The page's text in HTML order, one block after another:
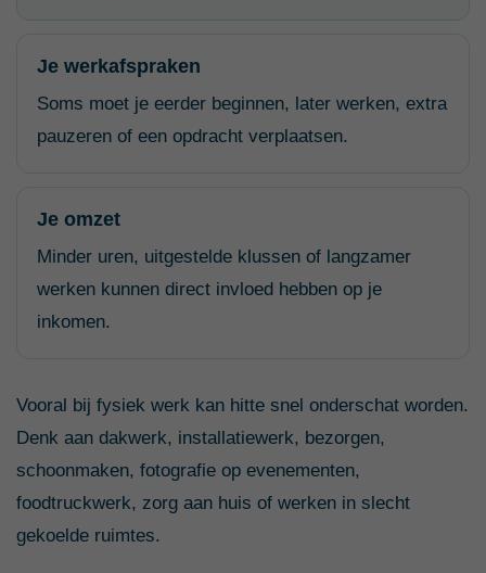
Je werkafspraken
Soms moet je eerder beginnen, later werken, extra
pauzeren of een opdracht verplaatsen.
Je omzet
Minder uren, uitgestelde klussen of langzamer
werken kunnen direct invloed hebben op je
inkomen.
Vooral bij fysiek werk kan hitte snel onderschat worden.
Denk aan dakwerk, installatiewerk, bezorgen,
schoonmaken, fotografie op evenementen,
foodtruckwerk, zorg aan huis of werken in slecht
gekoelde ruimtes.